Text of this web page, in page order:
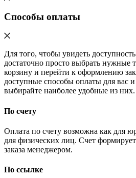
Способы оплаты
Для того, чтобы увидеть
достаточно просто выбрать нужные
корзину и перейти к оформлению
доступные способы оплаты для вас
выбирайте наиболее удобные из них.
По счету
Оплата по счету возможна как для
для физических лиц. Счет
заказа менеджером.
По ссылке